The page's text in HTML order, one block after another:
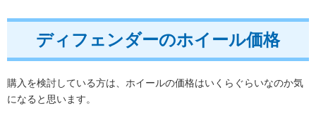
ディフェンダーのホイール価格
購入を検討している方は、ホイールの価格はいくらぐらいなのか気
になると思います。